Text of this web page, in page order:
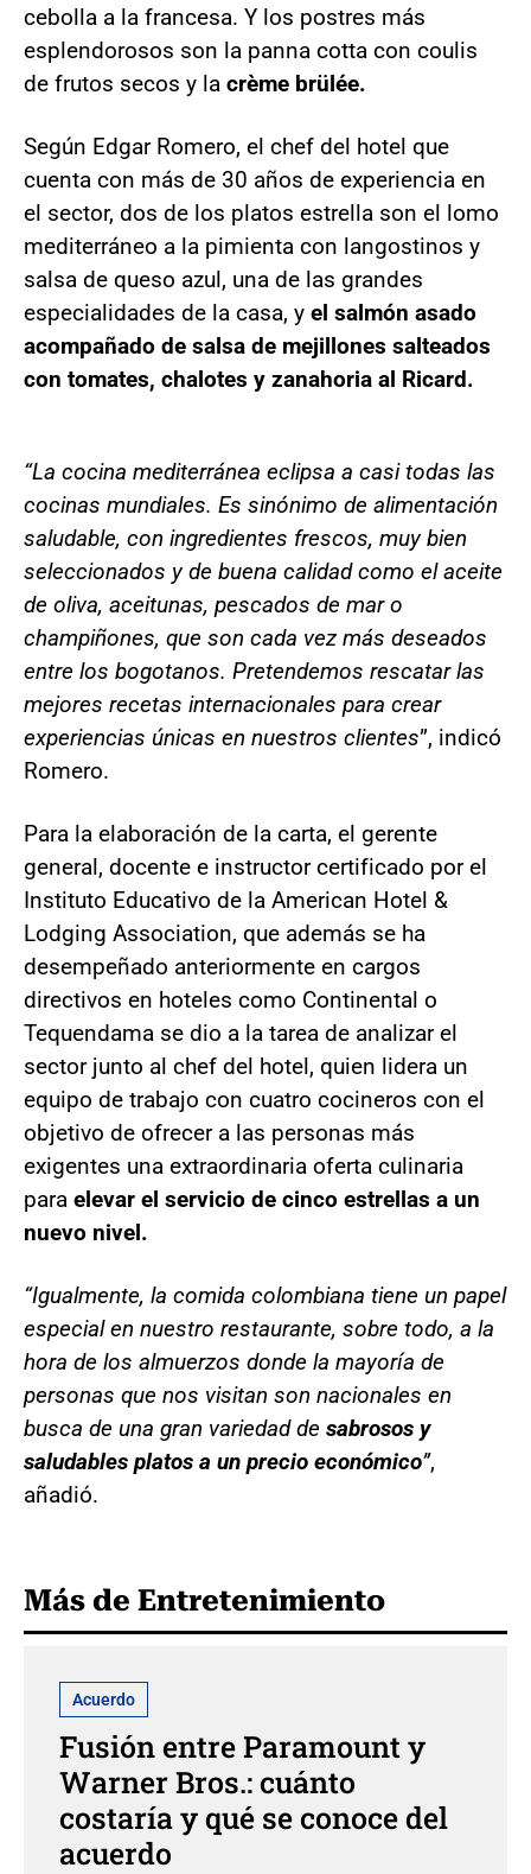
cebolla a la francesa. Y los postres más
esplendorosos son la panna cotta con coulis
de frutos secos y la crème brülée.
Según Edgar Romero, el chef del hotel que
cuenta con más de 30 años de experiencia en
el sector, dos de los platos estrella son el lomo
mediterráneo a la pimienta con langostinos y
salsa de queso azul, una de las grandes
especialidades de la casa, y el salmón asado
acompañado de salsa de mejillones salteados
con tomates, chalotes y zanahoria al Ricard.
“La cocina mediterránea eclipsa a casi todas las
cocinas mundiales. Es sinónimo de alimentación
saludable, con ingredientes frescos, muy bien
seleccionados y de buena calidad como el aceite
de oliva, aceitunas, pescados de mar o
champiñones, que son cada vez más deseados
entre los bogotanos. Pretendemos rescatar las
mejores recetas internacionales para crear
experiencias únicas en nuestros clientes”, indicó
Romero.
Para la elaboración de la carta, el gerente
general, docente e instructor certificado por el
Instituto Educativo de la American Hotel &
Lodging Association, que además se ha
desempeñado anteriormente en cargos
directivos en hoteles como Continental o
Tequendama se dio a la tarea de analizar el
sector junto al chef del hotel, quien lidera un
equipo de trabajo con cuatro cocineros con el
objetivo de ofrecer a las personas más
exigentes una extraordinaria oferta culinaria
para elevar el servicio de cinco estrellas a un
nuevo nivel.
“Igualmente, la comida colombiana tiene un papel
especial en nuestro restaurante, sobre todo, a la
hora de los almuerzos donde la mayoría de
personas que nos visitan son nacionales en
busca de una gran variedad de sabrosos y
saludables platos a un precio económico”,
añadió.
Más de Entretenimiento
Acuerdo
Fusión entre Paramount y
Warner Bros.: cuánto
costaría y qué se conoce del
acuerdo